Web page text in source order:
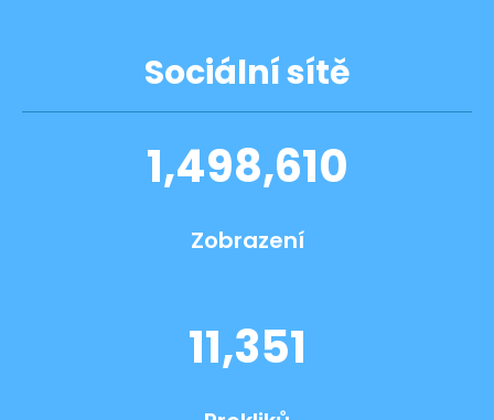
Sociální sítě
1,498,610
Zobrazení
11,351